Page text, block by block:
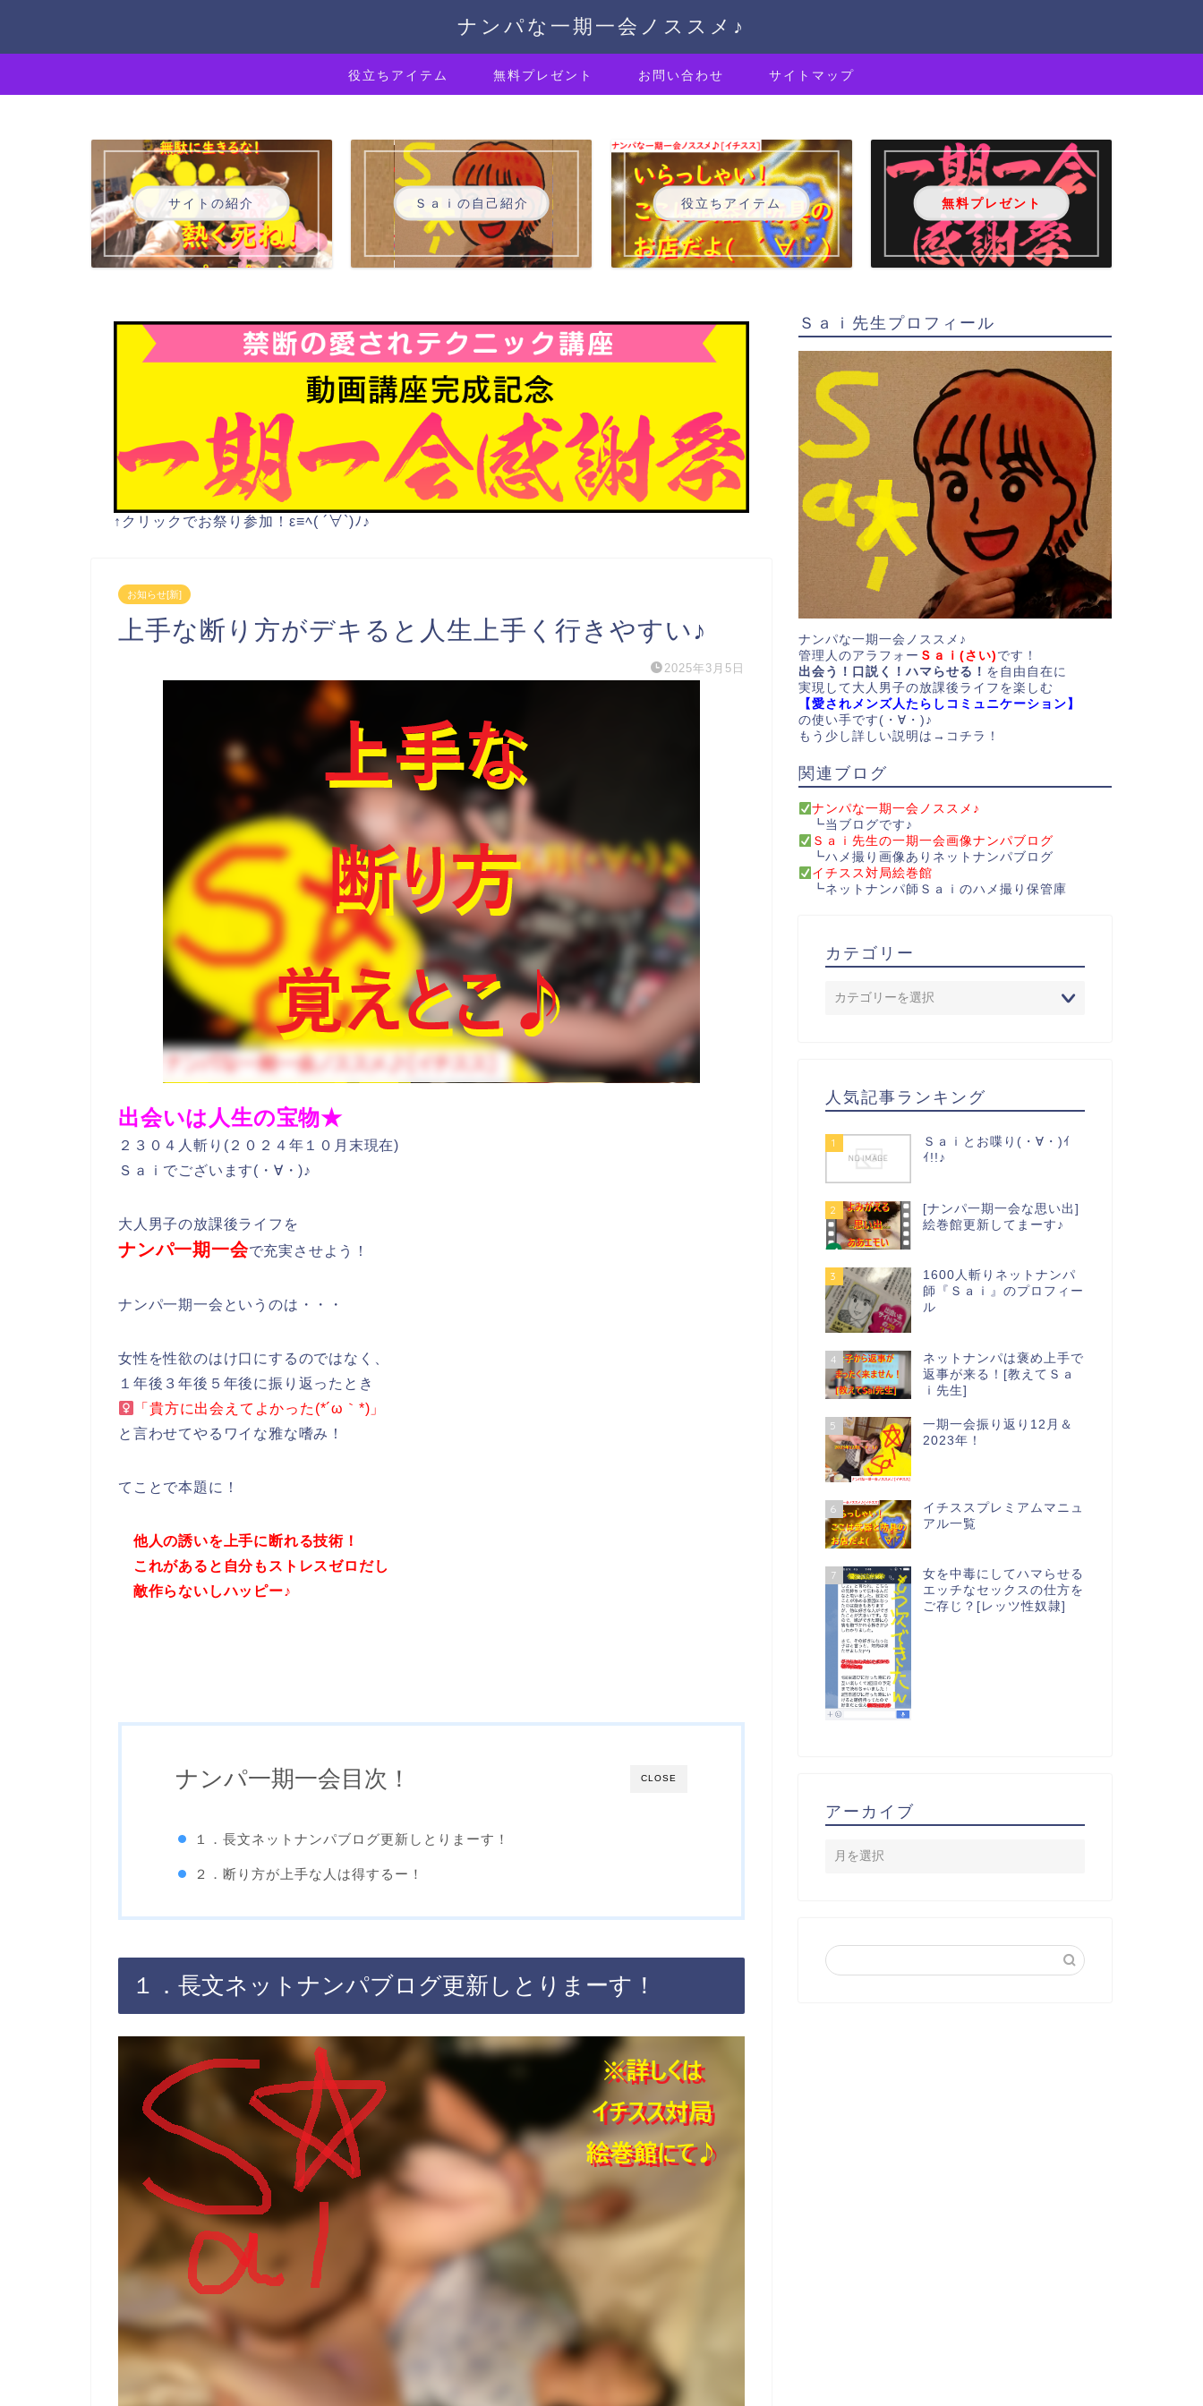
ナンパな一期一会ノススメ♪
役立ちアイテム 無料プレゼント お問い合わせ サイトマップ
サイトの紹介 Ｓａｉの自己紹介 役立ちアイテム 無料プレゼント
↑クリックでお祭り参加！ε≡ﾍ( ´∀`)ﾉ♪
お知らせ[新]
上手な断り方がデキると人生上手く行きやすい♪
2025年3月5日
出会いは人生の宝物★
２３０４人斬り(２０２４年１０月末現在)
Ｓａｉでございます(・∀・)♪
大人男子の放課後ライフを
ナンパ一期一会で充実させよう！
ナンパ一期一会というのは・・・
女性を性欲のはけ口にするのではなく、
１年後３年後５年後に振り返ったとき
「貴方に出会えてよかった(*´ω｀*)」
と言わせてやるワイな雅な嗜み！
てことで本題に！
他人の誘いを上手に断れる技術！
これがあると自分もストレスゼロだし
敵作らないしハッピー♪
CLOSE
ナンパ一期一会目次！
１．長文ネットナンパブログ更新しとりまーす！
２．断り方が上手な人は得するー！
１．長文ネットナンパブログ更新しとりまーす！
Ｓａｉ先生プロフィール
ナンパな一期一会ノススメ♪
管理人のアラフォー Ｓａｉ(さい) です！
出会う！口説く！ハマらせる！ を自由自在に
実現して大人男子の放課後ライフを楽しむ
【愛されメンズ人たらしコミュニケーション】
の使い手です(・∀・)♪
もう少し詳しい説明は→ コチラ！
関連ブログ
ナンパな一期一会ノススメ♪
┗当ブログです♪
Ｓａｉ先生の一期一会画像ナンパブログ
┗ハメ撮り画像ありネットナンパブログ
イチスス対局絵巻館
┗ネットナンパ師Ｓａｉのハメ撮り保管庫
カテゴリー
人気記事ランキング
1
Ｓａｉとお喋り(・∀・)ｲ
ｲ!!♪
2
[ナンパ一期一会な思い出]
絵巻館更新してまーす♪
3
1600人斬りネットナンパ
師『Ｓａｉ』のプロフィー
ル
4
ネットナンパは褒め上手で
返事が来る！[教えてＳａ
ｉ先生]
5
一期一会振り返り12月＆
2023年！
6
イチススプレミアムマニュ
アル一覧
7
女を中毒にしてハマらせる
エッチなセックスの仕方を
ご存じ？[レッツ性奴隷]
アーカイブ